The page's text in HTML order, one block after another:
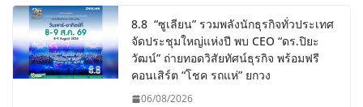
8.8 “ซูเลียน” รวมพลังนักธุรกิจทั่วประเทศ
จัดประชุมใหญ่แห่งปี พบ CEO “ดร.ปิยะ
วัฒน์” ถ่ายทอดวิสัยทัศน์ธุรกิจ พร้อมฟรี
คอนเสิร์ต “โชค รถแห่” ยกวง
06/08/2026